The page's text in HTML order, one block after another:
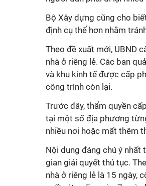
Bộ Xây dựng cũng cho
định cụ thể hơn nhằm
Theo đề xuất mới, UBND
nhà ở riêng lẻ. Các ban
và khu kinh tế được cấp
công trình còn lại.
Trước đây, thẩm quyền
tại một số địa phương
nhiều nơi hoặc mất thêm
Nội dung đáng chú ý
gian giải quyết thủ tục.
nhà ở riêng lẻ là 15 ngày,